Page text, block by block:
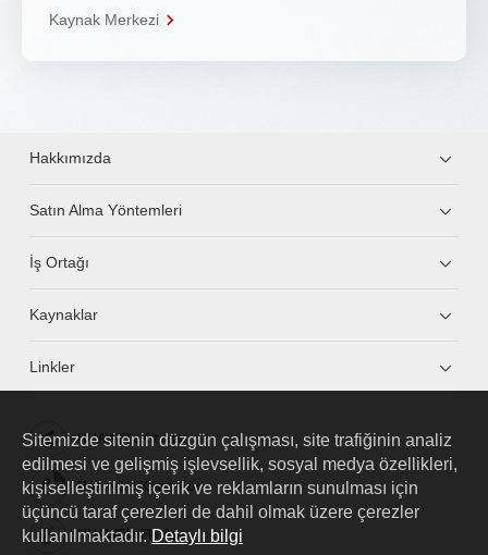
Kaynak Merkezi
Hakkımızda
Satın Alma Yöntemleri
İş Ortağı
Kaynaklar
Linkler
HUAWEI eKit App
Huawei HiKnow App
HUAWEI eFly App
Sitemizde sitenin düzgün çalışması, site trafiğinin analiz
edilmesi ve gelişmiş işlevsellik, sosyal medya özellikleri,
kişiselleştirilmiş içerik ve reklamların sunulması için
üçüncü taraf çerezleri de dahil olmak üzere çerezler
kullanılmaktadır. Detaylı bilgi